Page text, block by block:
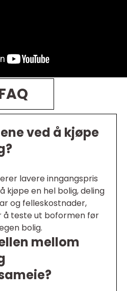
ved å kjøpe
lavere inngangspris
kjøpe en hel bolig, deling
og felleskostnader,
å teste ut boformen før
bolig.
mellom